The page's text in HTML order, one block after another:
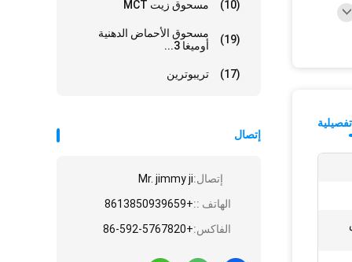
مسحوق زيت MCT (10)
مسحوق الأحماض الدهنية
أوميغا 3...
(19)
تريبوترين (17)
إتصال
إتصال:Mr. jimmy ji
الهاتف ::+8613850939659
الفاكس:+86-592-5767820